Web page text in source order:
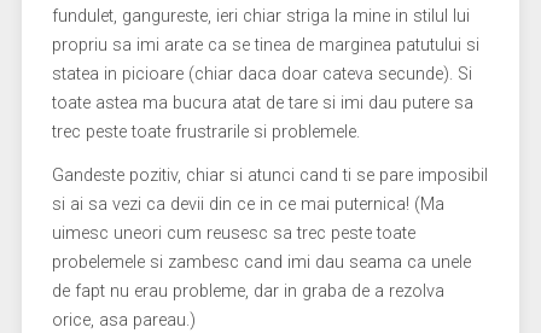
fundulet, gangureste, ieri chiar striga la mine in stilul lui
propriu sa imi arate ca se tinea de marginea patutului si
statea in picioare (chiar daca doar cateva secunde). Si
toate astea ma bucura atat de tare si imi dau putere sa
trec peste toate frustrarile si problemele.
Gandeste pozitiv, chiar si atunci cand ti se pare imposibil
si ai sa vezi ca devii din ce in ce mai puternica! (Ma
uimesc uneori cum reusesc sa trec peste toate
probelemele si zambesc cand imi dau seama ca unele
de fapt nu erau probleme, dar in graba de a rezolva
orice, asa pareau.)